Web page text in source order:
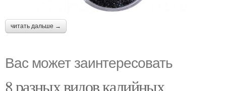
читать дальше →
Вас может заинтересовать
8 разных видов калийных